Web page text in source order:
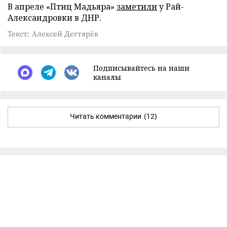
В апреле «Птиц Мадьяра» заметилиу Рай-
Александровки в ДНР.
Текст: Алексей Дегтярёв
Подписывайтесь на наши
каналы
Читать комментарии (12)